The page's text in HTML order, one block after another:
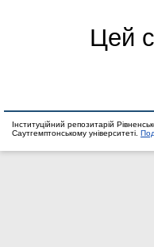
Цей
Інституційний репозитарій
Саутгемптонському університеті.